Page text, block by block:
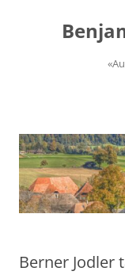
springen
Berner Jodler